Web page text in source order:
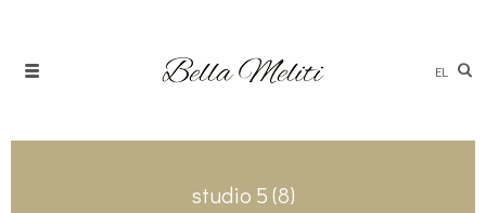
EL
studio 5 (8)